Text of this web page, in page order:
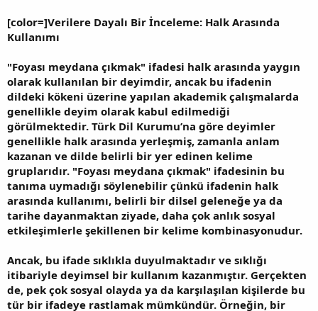
[color=]Verilere Dayalı Bir İnceleme: Halk Arasında
Kullanımı
"Foyası meydana çıkmak" ifadesi halk arasında yaygın
olarak kullanılan bir deyimdir, ancak bu ifadenin
dildeki kökeni üzerine yapılan akademik çalışmalarda
genellikle deyim olarak kabul edilmediği
görülmektedir. Türk Dil Kurumu’na göre deyimler
genellikle halk arasında yerleşmiş, zamanla anlam
kazanan ve dilde belirli bir yer edinen kelime
gruplarıdır. "Foyası meydana çıkmak" ifadesinin bu
tanıma uymadığı söylenebilir çünkü ifadenin halk
arasında kullanımı, belirli bir dilsel geleneğe ya da
tarihe dayanmaktan ziyade, daha çok anlık sosyal
etkileşimlerle şekillenen bir kelime kombinasyonudur.
Ancak, bu ifade sıklıkla duyulmaktadır ve sıklığı
itibariyle deyimsel bir kullanım kazanmıştır. Gerçekten
de, pek çok sosyal olayda ya da karşılaşılan kişilerde bu
tür bir ifadeye rastlamak mümkündür. Örneğin, bir